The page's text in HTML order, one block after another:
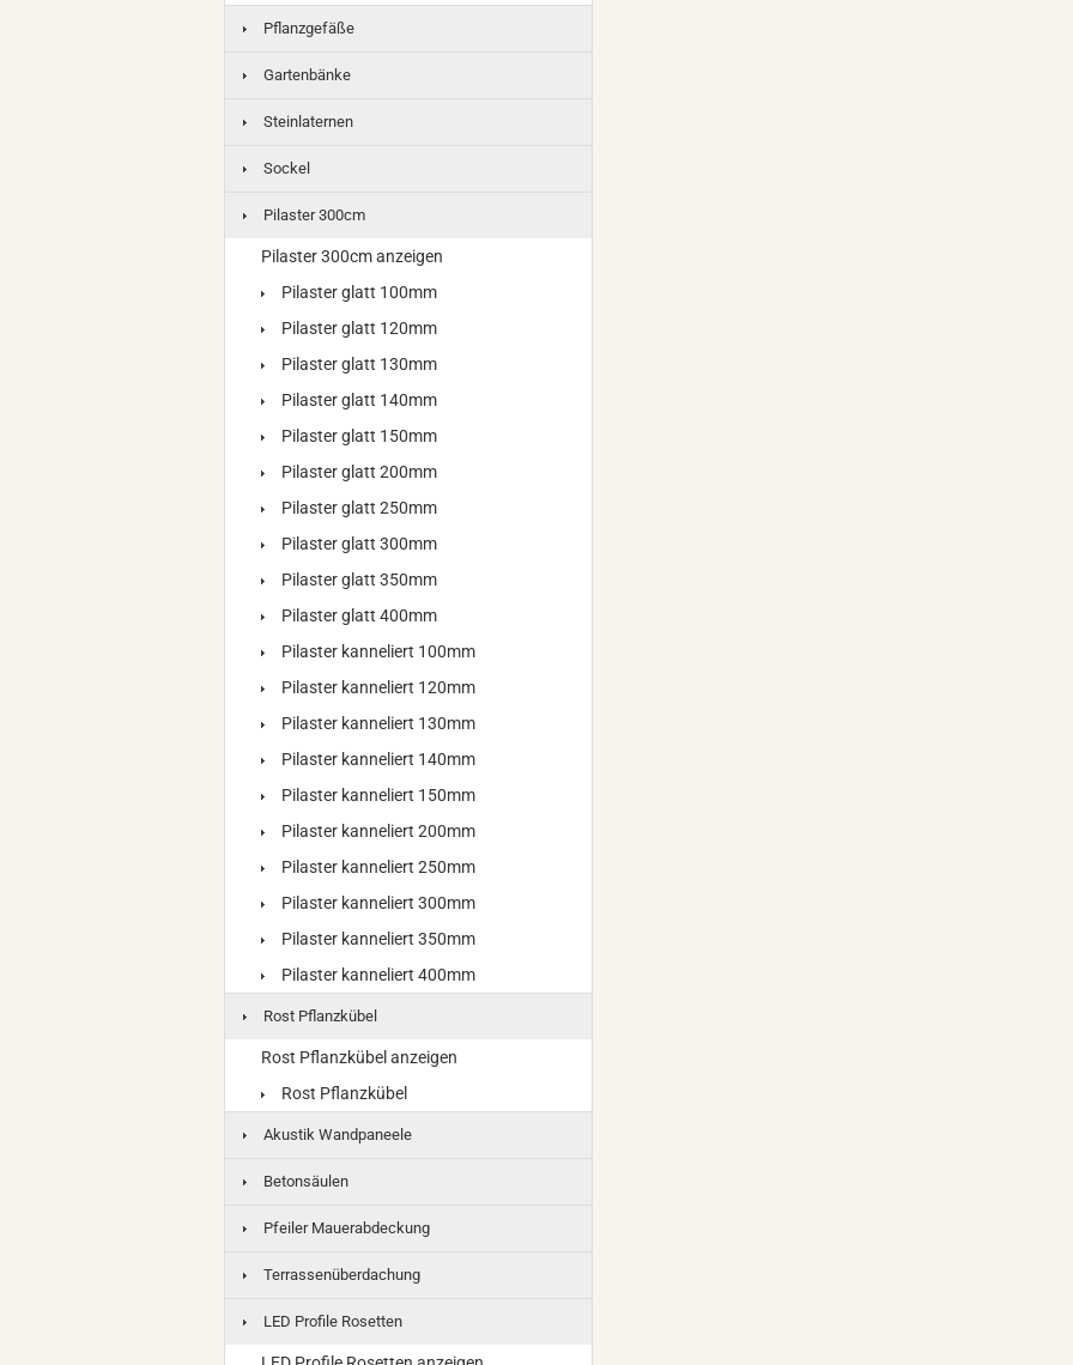
Pflanzgefäße
Gartenbänke
Steinlaternen
Sockel
Pilaster 300cm
Pilaster 300cm anzeigen
Pilaster glatt 100mm
Pilaster glatt 120mm
Pilaster glatt 130mm
Pilaster glatt 140mm
Pilaster glatt 150mm
Pilaster glatt 200mm
Pilaster glatt 250mm
Pilaster glatt 300mm
Pilaster glatt 350mm
Pilaster glatt 400mm
Pilaster kanneliert 100mm
Pilaster kanneliert 120mm
Pilaster kanneliert 130mm
Pilaster kanneliert 140mm
Pilaster kanneliert 150mm
Pilaster kanneliert 200mm
Pilaster kanneliert 250mm
Pilaster kanneliert 300mm
Pilaster kanneliert 350mm
Pilaster kanneliert 400mm
Rost Pflanzkübel
Rost Pflanzkübel anzeigen
Rost Pflanzkübel
Akustik Wandpaneele
Betonsäulen
Pfeiler Mauerabdeckung
Terrassenüberdachung
LED Profile Rosetten